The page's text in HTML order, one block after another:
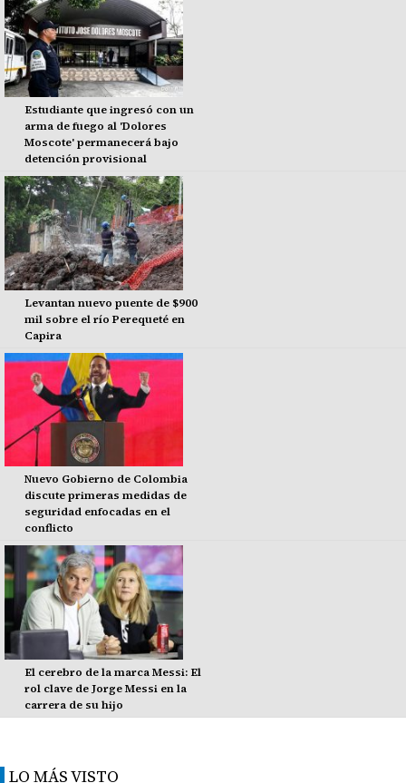
Estudiante que ingresó con un
arma de fuego al 'Dolores
Moscote' permanecerá bajo
detención provisional
Levantan nuevo puente de $900
mil sobre el río Perequeté en
Capira
Nuevo Gobierno de Colombia
discute primeras medidas de
seguridad enfocadas en el
conflicto
El cerebro de la marca Messi: El
rol clave de Jorge Messi en la
carrera de su hijo
LO MÁS VISTO